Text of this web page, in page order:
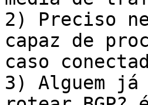
2) Preciso
capaz de
caso
3) Alguem já